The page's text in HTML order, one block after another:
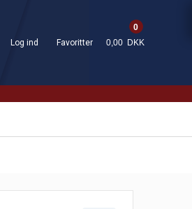
Log ind Favoritter
0
0,00 DKK